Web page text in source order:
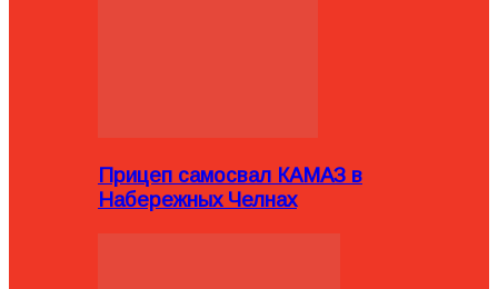
Прицеп самосвал КАМАЗ в
Набережных Челнах